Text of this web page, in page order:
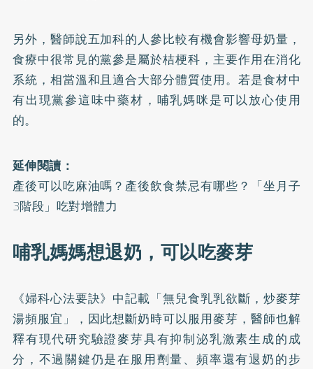
另外，醫師說五加科的人參比較有機會影響母奶量，
食療中很常見的黨參是屬於桔梗科，主要作用在消化
系統，相當溫和且適合大部分體質使用。若是食材中
有出現黨參這味中藥材，哺乳媽咪是可以放心使用
的。
延伸閱讀：
產後可以吃麻油嗎？產後飲食禁忌有哪些？「坐月子
3階段」吃對增體力
哺乳媽媽想退奶，可以吃麥芽
《婦科心法要訣》中記載「無兒食乳乳欲斷，炒麥芽
湯頻服宜」，因此想斷奶時可以服用麥芽，醫師也解
釋有現代研究驗證麥芽具有抑制泌乳激素生成的成
分，不過關鍵仍是在服用劑量、頻率還有退奶的步